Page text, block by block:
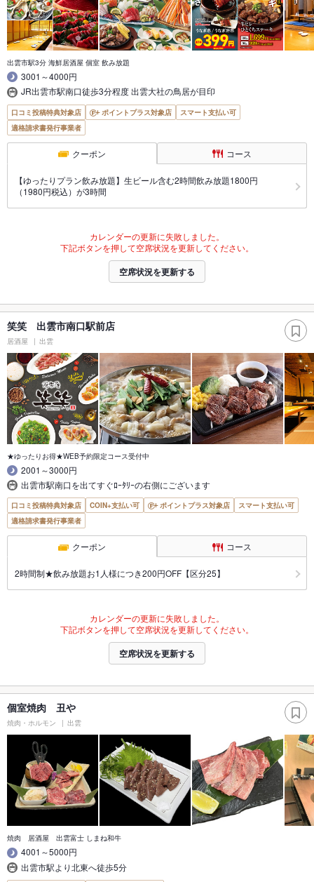
出雲市駅3分 海鮮居酒屋 個室 飲み放題
3001～4000円
JR出雲市駅南口徒歩3分程度 出雲大社の鳥居が目印
口コミ投稿特典対象店 ポイントプラス対象店
スマート支払い可
適格請求書発行事業者
クーポン コース
【ゆったりプラン飲み放題】生ビール含む2時間飲み放題1800円
（1980円税込）が3時間
カレンダーの更新に失敗しました。
下記ボタンを押して空席状況を更新してください。
空席状況を更新する
笑笑 出雲市南口駅前店
居酒屋 出雲
★ゆったりお得★WEB予約限定コース受付中
2001～3000円
出雲市駅南口を出てすぐﾛｰﾀﾘｰの右側にございます
口コミ投稿特典対象店 COIN+支払い可 ポイントプラス対象店
スマート支払い可
適格請求書発行事業者
クーポン コース
2時間制★飲み放題お1人様につき200円OFF【区分25】
カレンダーの更新に失敗しました。
下記ボタンを押して空席状況を更新してください。
空席状況を更新する
個室焼肉 丑や
焼肉・ホルモン 出雲
焼肉 居酒屋 出雲富士 しまね和牛
4001～5000円
出雲市駅より北東へ徒歩5分